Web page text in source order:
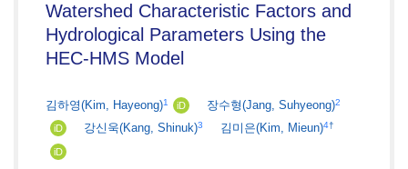
Watershed Characteristic Factors and
Hydrological Parameters Using the
HEC-HMS Model
김하영(Kim, Hayeong)1 iD 장수형(Jang, Suhyeong)2
iD 강신욱(Kang, Shinuk)3 김미은(Kim, Mieun)4†
iD